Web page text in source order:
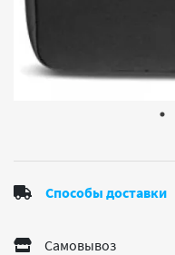
Способы доставки
Самовывоз